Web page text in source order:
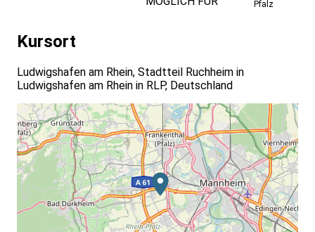
Pfalz
Kursort
Ludwigshafen am Rhein, Stadtteil Ruchheim in
Ludwigshafen am Rhein in RLP, Deutschland